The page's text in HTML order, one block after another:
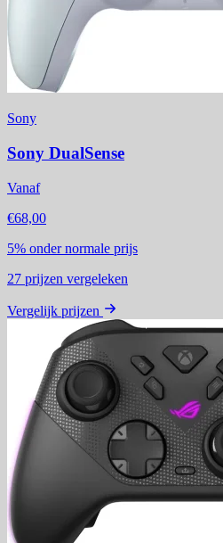
Sony
Sony DualSense
Vanaf
€68,00
5% onder normale prijs
27 prijzen vergeleken
Vergelijk prijzen